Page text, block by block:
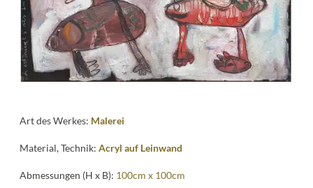
Art des Werkes: Malerei
Material, Technik:Acryl auf Leinwand
Abmessungen (H x B): 100cm x 100cm